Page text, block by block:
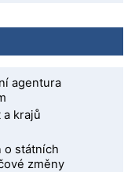
agentura
krajů
o státních
změny